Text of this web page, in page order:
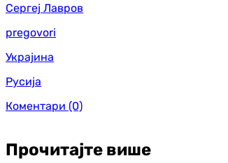
Сергеј Лавров
pregovori
Украјина
Русија
Коментари (0)
Прочитајте више